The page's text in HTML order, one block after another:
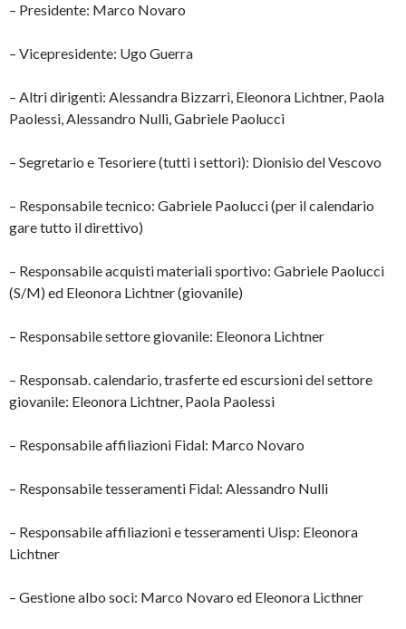
– Presidente: Marco Novaro
– Vicepresidente: Ugo Guerra
– Altri dirigenti: Alessandra Bizzarri, Eleonora Lichtner, Paola
Paolessi, Alessandro Nulli, Gabriele Paolucci
– Segretario e Tesoriere (tutti i settori): Dionisio del Vescovo
– Responsabile tecnico: Gabriele Paolucci (per il calendario
gare tutto il direttivo)
– Responsabile acquisti materiali sportivo: Gabriele Paolucci
(S/M) ed Eleonora Lichtner (giovanile)
– Responsabile settore giovanile: Eleonora Lichtner
– Responsab. calendario, trasferte ed escursioni del settore
giovanile: Eleonora Lichtner, Paola Paolessi
– Responsabile affiliazioni Fidal: Marco Novaro
– Responsabile tesseramenti Fidal: Alessandro Nulli
– Responsabile affiliazioni e tesseramenti Uisp: Eleonora
Lichtner
– Gestione albo soci: Marco Novaro ed Eleonora Licthner